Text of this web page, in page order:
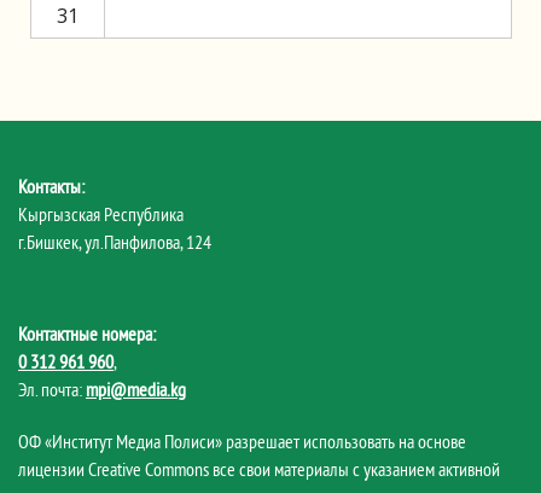
31
Контакты:
Кыргызская Республика
г.Бишкек, ул.Панфилова, 124
Контактные номера:
0 312 961 960,
Эл. почта: mpi@media.kg
ОФ «Институт Медиа Полиси» разрешает использовать на основе
лицензии Creative Commons все свои материалы с указанием активной